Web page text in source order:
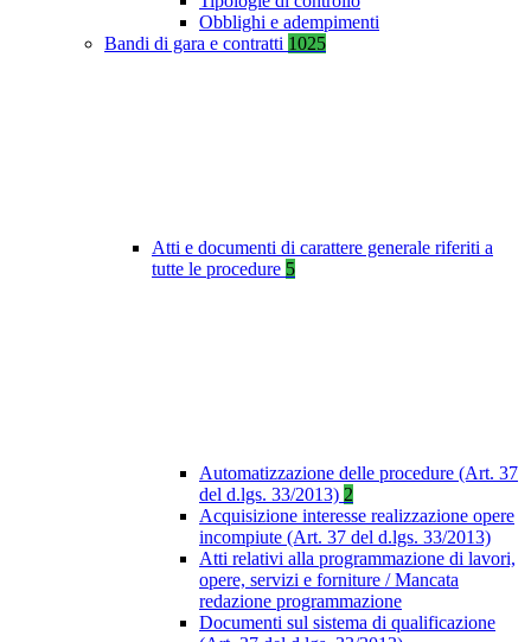
Obblighi e adempimenti
Bandi di gara e contratti 1025
Atti e documenti di carattere generale riferiti a
tutte le procedure 5
Automatizzazione delle procedure (Art. 37
del d.lgs. 33/2013) 2
Acquisizione interesse realizzazione opere
incompiute (Art. 37 del d.lgs. 33/2013)
Atti relativi alla programmazione di lavori,
opere, servizi e forniture / Mancata
redazione programmazione
Documenti sul sistema di qualificazione